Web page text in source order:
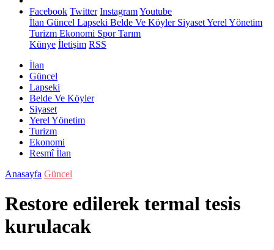
Facebook Twitter InstagramYoutube
İlan Güncel Lapseki Belde Ve KöylerSiyasetYerel Yönetim
Turizm Ekonomi SporTarım
Künye İletişim RSS
İlan
Güncel
Lapseki
Belde Ve Köyler
Siyaset
Yerel Yönetim
Turizm
Ekonomi
Resmî İlan
Anasayfa Güncel
Restore edilerek termal tesis
kurulacak